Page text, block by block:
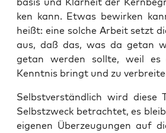
ken kann. Etwas bewir­ken
heißt: eine sol­che Arbeit setzt
aus, daß das, was da getan
getan wer­den soll­te, weil es
Kennt­nis bringt und zu
Selbst­ver­ständ­lich wird die­se
Selbst­zweck betrach­tet, es
eige­nen Über­zeu­gun­gen auf